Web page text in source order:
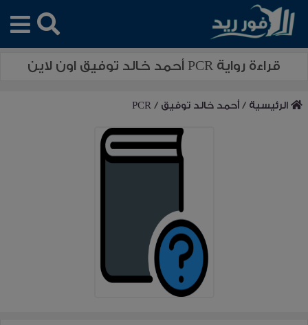
قراءة رواية PCR أحمد خالد توفيق اون لاين
الرئيسية /أحمد خالد توفيق /
PCR